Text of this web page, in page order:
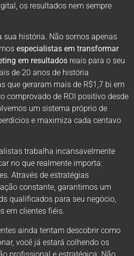
os resultados nem sempre
sua história. Não somos apenas
especialistas em transformar
em resultados reais para o seu
de 20 anos de história
que geraram mais de R$1,7 bi em
comprovado de ROI positivo desde
um sistema próprio de
e maximiza cada centavo
trabalha incansavelmente
no que realmente importa:
Através de estratégias
constante, garantimos um
qualificados para seu negócio,
em clientes fiéis.
ainda tentam descobrir como
você já estará colhendo os